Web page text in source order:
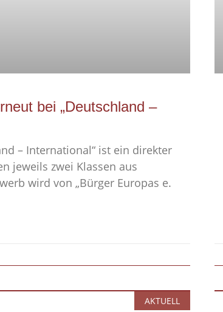
bei „Deutschland –
– International“ ist ein direkter
jeweils zwei Klassen aus
wird von „Bürger Europas e.
AKTUELL